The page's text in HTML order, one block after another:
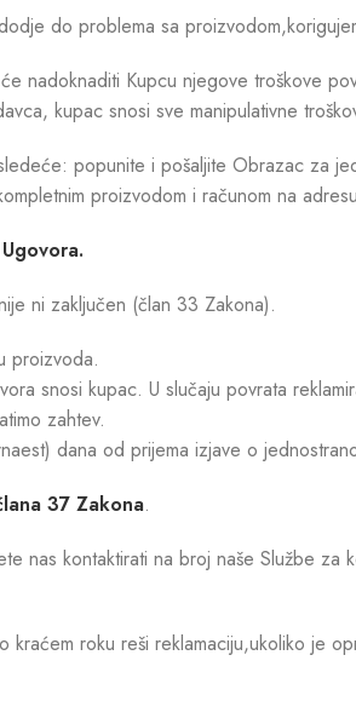
do problema sa
nadoknaditi Kupcu njegove troškove
kupac snosi sve manipulativne
popunite i pošaljite Obrazac za
proizvodom i računom na
ni zaključen (član 33 Zakona).
proizvoda.
snosi kupac. U slučaju povrata
zahtev.
dana od prijema izjave o
37 Zakona.
nas kontaktirati na broj naše Službe za
roku reši reklamaciju,ukoliko je